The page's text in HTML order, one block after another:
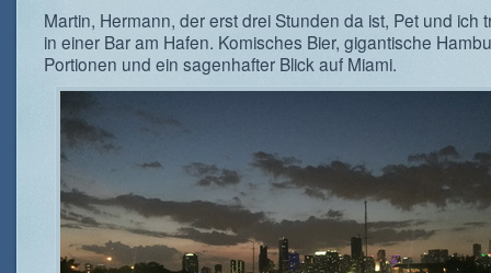
Martin, Hermann, der erst drei Stunden da ist, Pet und ich
in einer Bar am Hafen. Komisches Bier, gigantische
Portionen und ein sagenhafter Blick auf Miami.